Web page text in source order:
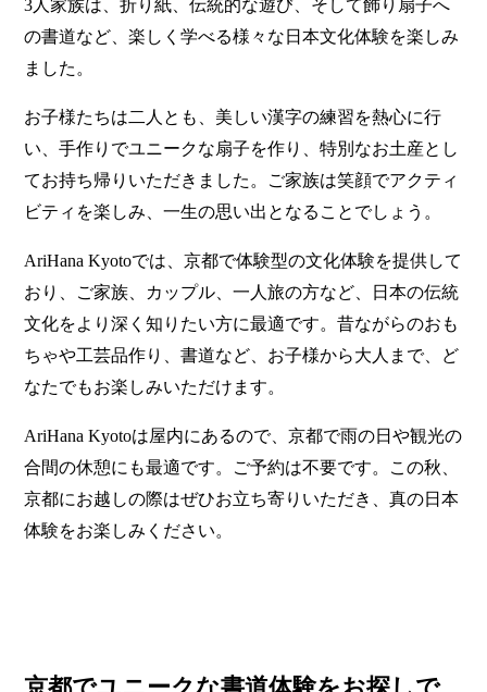
3人家族は、折り紙、伝統的な遊び、そして飾り扇子へ
の書道など、楽しく学べる様々な日本文化体験を楽しみ
ました。
お子様たちは二人とも、美しい漢字の練習を熱心に行
い、手作りでユニークな扇子を作り、特別なお土産とし
てお持ち帰りいただきました。ご家族は笑顔でアクティ
ビティを楽しみ、一生の思い出となることでしょう。
AriHana Kyotoでは、京都で体験型の文化体験を提供して
おり、ご家族、カップル、一人旅の方など、日本の伝統
文化をより深く知りたい方に最適です。昔ながらのおも
ちゃや工芸品作り、書道など、お子様から大人まで、ど
なたでもお楽しみいただけます。
AriHana Kyotoは屋内にあるので、京都で雨の日や観光の
合間の休憩にも最適です。ご予約は不要です。この秋、
京都にお越しの際はぜひお立ち寄りいただき、真の日本
体験をお楽しみください。